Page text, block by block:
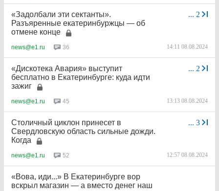
... 2
«Задолбали эти сектанты».
Разъяренные екатеринбуржцы — об
отмене конце
news@e1.ru 36 14:11 08.08.2024
... 2
«Дискотека Авария» выступит
бесплатно в Екатеринбурге: куда идти
зажиг
news@e1.ru 45 13:13 08.08.2024
... 3
Столичный циклон принесет в
Свердловскую область сильные дожди.
Когда
news@e1.ru 52 12:57 08.08.2024
«Вова, иди...» В Екатеринбурге вор
вскрыл магазин — а вместо денег наш